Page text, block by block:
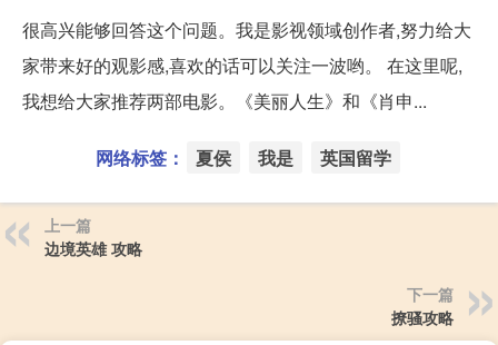
很高兴能够回答这个问题。我是影视领域创作者,努力给大
家带来好的观影感,喜欢的话可以关注一波哟。 在这里呢,
我想给大家推荐两部电影。《美丽人生》和《肖申...
网络标签： 夏侯 我是 英国留学
上一篇
边境英雄 攻略
下一篇
撩骚攻略